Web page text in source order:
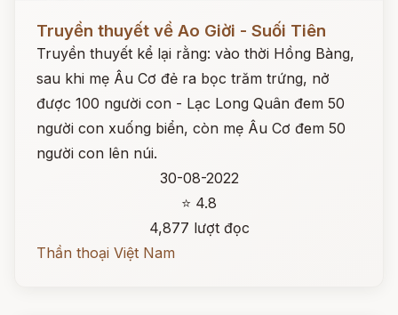
Đọc ngay
Truyền thuyết về Ao Giời - Suối Tiên
Truyền thuyết kể lại rằng: vào thời Hồng Bàng,
sau khi mẹ Âu Cơ đẻ ra bọc trăm trứng, nở
được 100 người con - Lạc Long Quân đem 50
người con xuống biển, còn mẹ Âu Cơ đem 50
người con lên núi.
30-08-2022
⭐ 4.8
4,877 lượt đọc
Thần thoại Việt Nam